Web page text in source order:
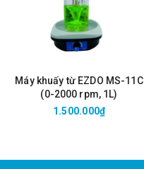
Máy khuấy từ EZDO MS-11C
(0-2000 rpm, 1L)
1.500.000₫